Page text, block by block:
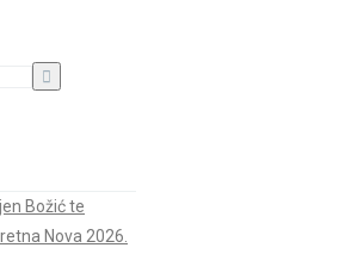
Božić te
Nova 2026.